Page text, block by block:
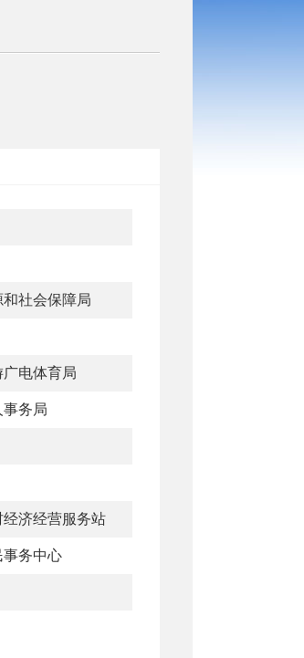
和社会保障局
广电体育局
事务局
经济经营服务站
事务中心